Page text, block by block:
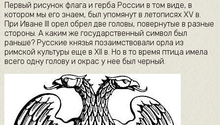
Первый рисунок флага и герба России в том виде, в
котором мы его знаем, был упомянут в летописях XV в.
При Иване III орел обрел две головы, повернутые в разные
стороны. А каким же государственный символ был
раньше? Русские князья позаимствовали орла из
римской культуры еще в XII в. Но в то время птица имела
всего одну голову и окрас у нее был черный.